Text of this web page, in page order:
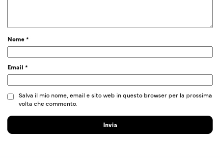
Nome*
Email *
Salva il mio nome, email e sito web in questo browser per la prossima
volta che commento.